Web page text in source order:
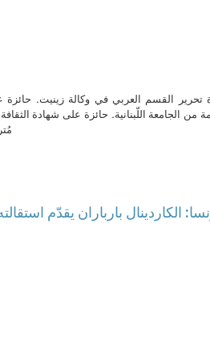
تحرير القسم العربي في وكالة زينيت.
الجامعة اللّبنانية. حائزة على شهادة الثقافة
الكاردينال بارباران يقدّم